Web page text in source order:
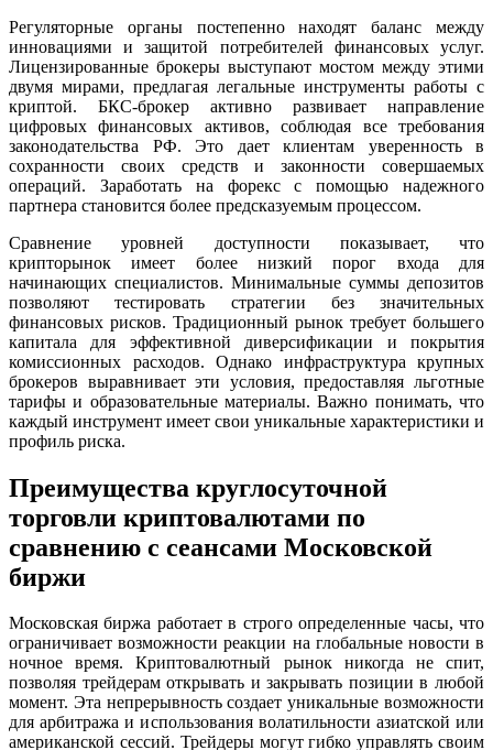
Регуляторные органы постепенно находят баланс между
инновациями и защитой потребителей финансовых услуг.
Лицензированные брокеры выступают мостом между этими
двумя мирами, предлагая легальные инструменты работы с
криптой. БКС-брокер активно развивает направление
цифровых финансовых активов, соблюдая все требования
законодательства РФ. Это дает клиентам уверенность в
сохранности своих средств и законности совершаемых
операций. Заработать на форекс с помощью надежного
партнера становится более предсказуемым процессом.
Сравнение уровней доступности показывает, что
крипторынок имеет более низкий порог входа для
начинающих специалистов. Минимальные суммы депозитов
позволяют тестировать стратегии без значительных
финансовых рисков. Традиционный рынок требует большего
капитала для эффективной диверсификации и покрытия
комиссионных расходов. Однако инфраструктура крупных
брокеров выравнивает эти условия, предоставляя льготные
тарифы и образовательные материалы. Важно понимать, что
каждый инструмент имеет свои уникальные характеристики и
профиль риска.
Преимущества круглосуточной
торговли криптовалютами по
сравнению с сеансами Московской
биржи
Московская биржа работает в строго определенные часы, что
ограничивает возможности реакции на глобальные новости в
ночное время. Криптовалютный рынок никогда не спит,
позволяя трейдерам открывать и закрывать позиции в любой
момент. Эта непрерывность создает уникальные возможности
для арбитража и использования волатильности азиатской или
американской сессий. Трейдеры могут гибко управлять своим